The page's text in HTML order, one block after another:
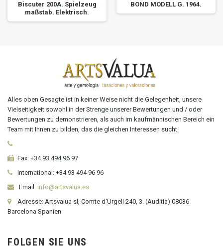
Biscuter 200A. Spielzeug
maßstab. Elektrisch.
BOND MODELL G. 1964.
Alles oben Gesagte ist in keiner Weise nicht die Gelegenheit, unsere
Vielseitigkeit sowohl in der Strenge unserer Bewertungen und / oder
Bewertungen zu demonstrieren, als auch im kaufmännischen Bereich ein
Team mit Ihnen zu bilden, das die gleichen Interessen sucht.
Fax: +34 93 494 96 97
International: +34 93 494 96 96
Email: info@artsvalua.es
Adresse: Artsvalua sl, Comte d'Urgell 240, 3. (Auditia) 08036
Barcelona Spanien
FOLGEN SIE UNS